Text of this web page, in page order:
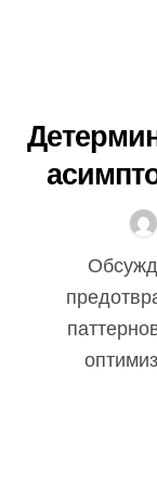
Обсуждение Cutout с размером 22